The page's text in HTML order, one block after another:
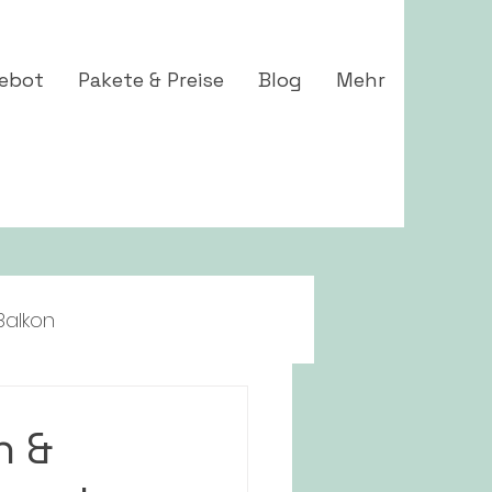
Pakete & Preise Blog Mehr
&